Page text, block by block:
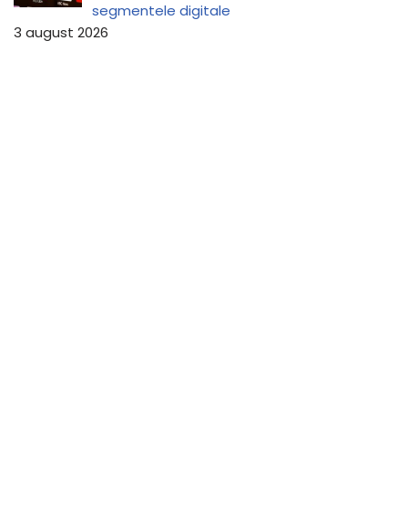
segmentele digitale
3 august 2026